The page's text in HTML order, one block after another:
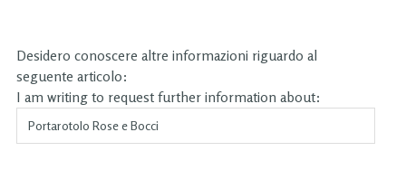
Desidero conoscere altre informazioni riguardo al
seguente articolo:
I am writing to request further information about: